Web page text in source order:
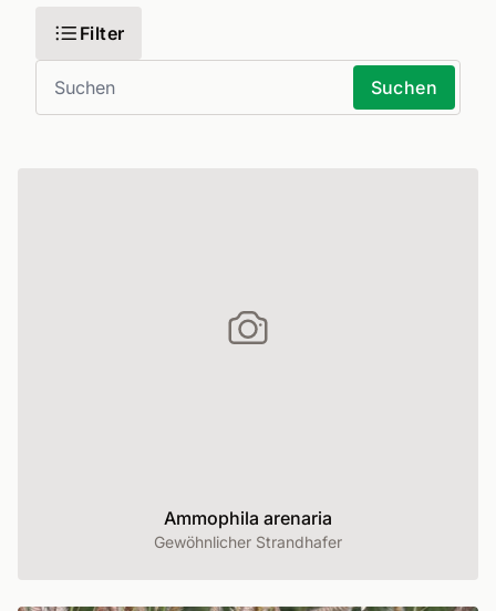
Filter
Suchen
Ammophila arenaria
Gewöhnlicher Strandhafer